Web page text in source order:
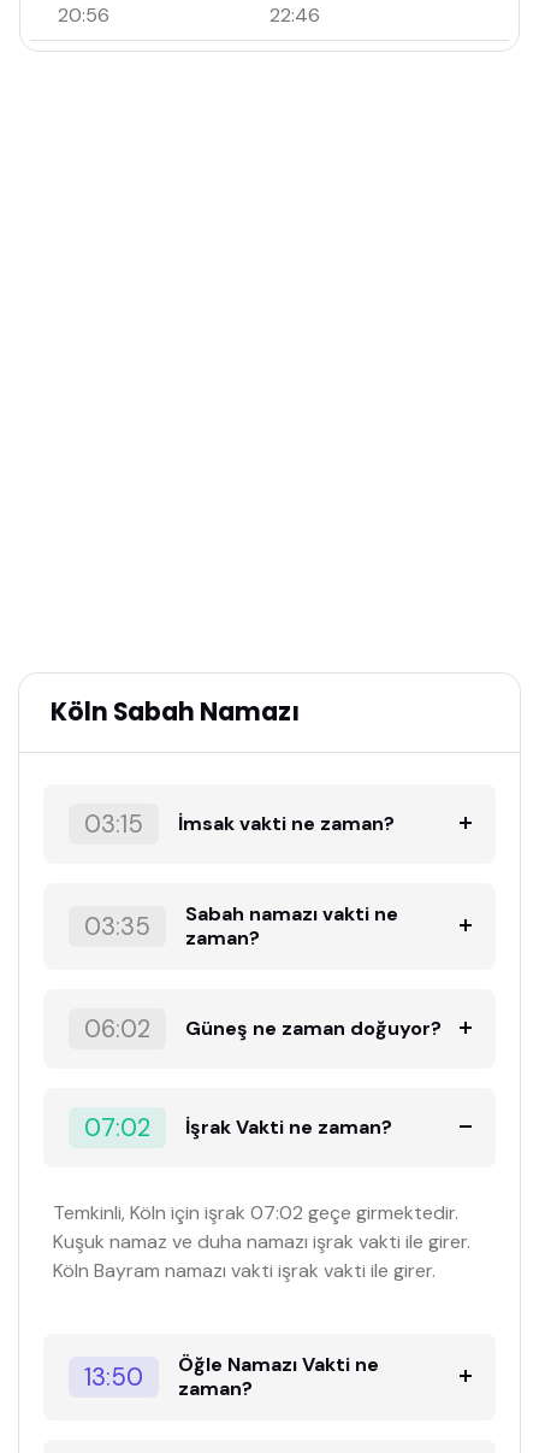
20:56
22:46
Köln Sabah Namazı
03:15 İmsak vakti ne zaman?
03:35
Sabah namazı vakti ne
zaman?
06:02 Güneş ne zaman doğuyor?
07:02 İşrak Vakti ne zaman?
Temkinli, Köln için işrak 07:02 geçe girmektedir.
Kuşuk namaz ve duha namazı işrak vakti ile girer.
Köln Bayram namazı vakti işrak vakti ile girer.
13:50
Öğle Namazı Vakti ne
zaman?